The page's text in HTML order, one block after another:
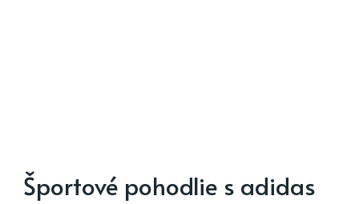
Športové pohodlie s adidas